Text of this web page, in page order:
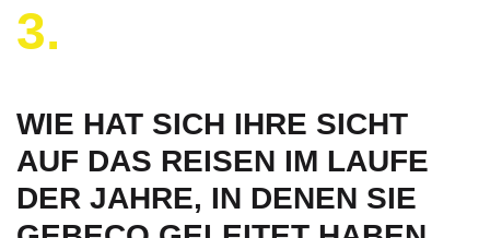
3.
WIE HAT SICH IHRE SICHT
AUF DAS REISEN IM LAUFE
DER JAHRE, IN DENEN SIE